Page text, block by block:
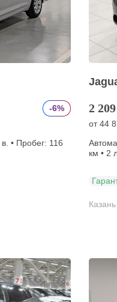
-6%
• Пробег: 116
2
от44
км • 2